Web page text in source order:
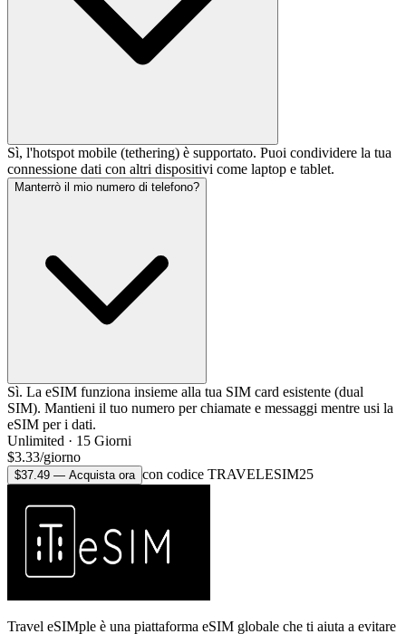
Sì, l'hotspot mobile (tethering) è supportato. Puoi condividere la tua
connessione dati con altri dispositivi come laptop e tablet.
Manterrò il mio numero di telefono?
Sì. La eSIM funziona insieme alla tua SIM card esistente (dual
SIM). Mantieni il tuo numero per chiamate e messaggi mentre usi la
eSIM per i dati.
Unlimited · 15 Giorni
$3.33/giorno
$37.49 — Acquista ora con codice TRAVELESIM25
Travel eSIMple è una piattaforma eSIM globale che ti aiuta a evitare